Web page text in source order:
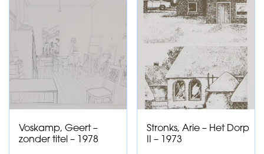
Voskamp, Geert –
zonder titel – 1978
Stronks, Arie – Het Dorp
II – 1973